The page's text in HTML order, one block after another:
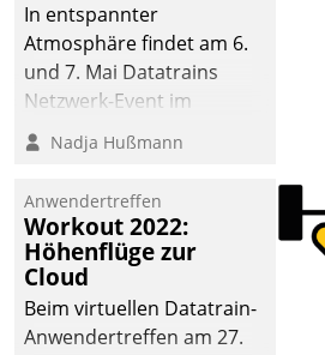
In entspannter
Atmosphäre findet am 6.
und 7. Mai Datatrains
Netzwerk-Event im
Kunden- und Partnerkreis
statt. Zentrale Frage: Wie
Mammutprojekte
meistern und Workloads
wuppen – bei zunehmend
anspruchsvollen
Aufgaben und
Nadja Hußmann
Anwendertreffen
Workout 2022:
Höhenflüge zur
Cloud
Beim virtuellen Datatrain-
Anwendertreffen am 27.